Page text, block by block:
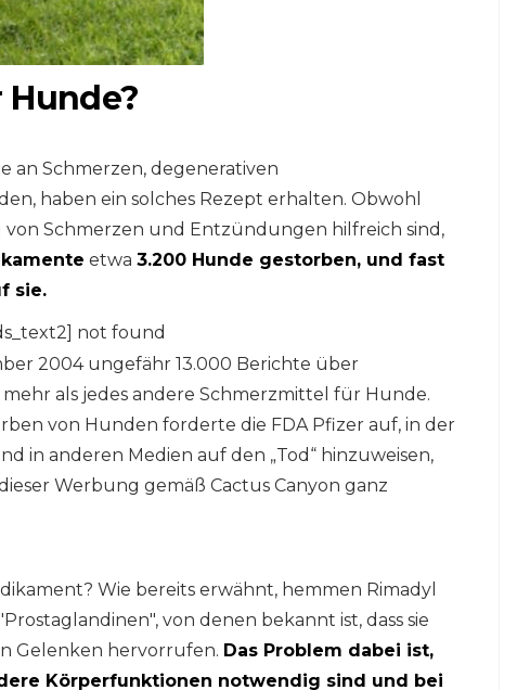
an Schmerzen, degenerativen
haben ein solches Rezept erhalten. Obwohl
Schmerzen und Entzündungen hilfreich sind,
etwa 3.200 Hunde gestorben, und fast
sie.
not found
2004 ungefähr 13.000 Berichte über
als jedes andere Schmerzmittel für Hunde.
von Hunden forderte die FDA Pfizer auf, in der
in anderen Medien auf den „Tod“ hinzuweisen,
Werbung gemäß Cactus Canyon ganz
Wie bereits erwähnt, hemmen Rimadyl
von denen bekannt ist, dass sie
Gelenken hervorrufen. Das Problem dabei ist,
Körperfunktionen notwendig sind und bei